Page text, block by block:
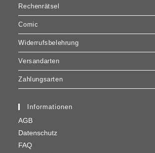
Rechenrätsel
Comic
Widerrufsbelehrung
Versandarten
Zahlungsarten
Informationen
AGB
Datenschutz
FAQ